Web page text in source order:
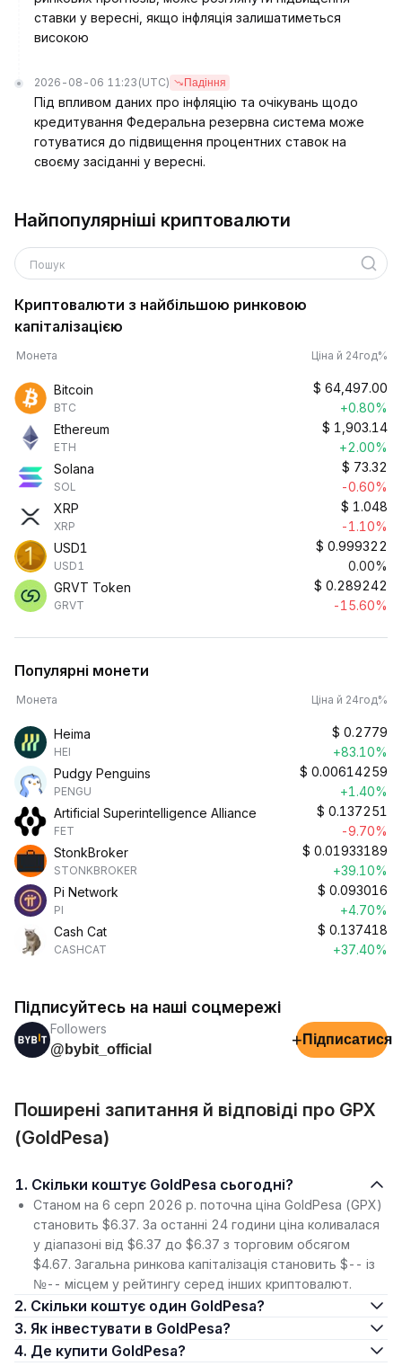
ставки у вересні, якщо інфляція залишатиметься
високою
2026-08-06 11:23 (UTC) Падіння
Під впливом даних про інфляцію та очікувань щодо
кредитування Федеральна резервна система може
готуватися до підвищення процентних ставок на
своєму засіданні у вересні.
Найпопулярніші криптовалюти
Пошук
Криптовалюти з найбільшою ринковою
капіталізацією
Монета Ціна й 24год%
Bitcoin
BTC
$ 64,497.00
+0.80%
Ethereum
ETH
$ 1,903.14
+2.00%
Solana
SOL
$ 73.32
-0.60%
XRP
XRP
$ 1.048
-1.10%
USD1
USD1
$ 0.999322
0.00%
GRVT Token
GRVT
$ 0.289242
-15.60%
Популярні монети
Монета Ціна й 24год%
Heima
HEI
$ 0.2779
+83.10%
Pudgy Penguins
PENGU
$ 0.00614259
+1.40%
Artificial Superintelligence Alliance
FET
$ 0.137251
-9.70%
StonkBroker
STONKBROKER
$ 0.01933189
+39.10%
Pi Network
PI
$ 0.093016
+4.70%
Cash Cat
CASHCAT
$ 0.137418
+37.40%
Підписуйтесь на наші соцмережі
Followers
@bybit_official
+ Підписатися
Поширені запитання й відповіді про GPX
(GoldPesa)
1. Скільки коштує GoldPesa сьогодні?
Станом на 6 серп 2026 р. поточна ціна GoldPesa (GPX)
становить $6.37. За останні 24 години ціна коливалася
у діапазоні від $6.37 до $6.37 з торговим обсягом
$4.67. Загальна ринкова капіталізація становить $-- із
№-- місцем у рейтингу серед інших криптовалют.
2. Скільки коштує один GoldPesa?
3. Як інвестувати в GoldPesa?
4. Де купити GoldPesa?